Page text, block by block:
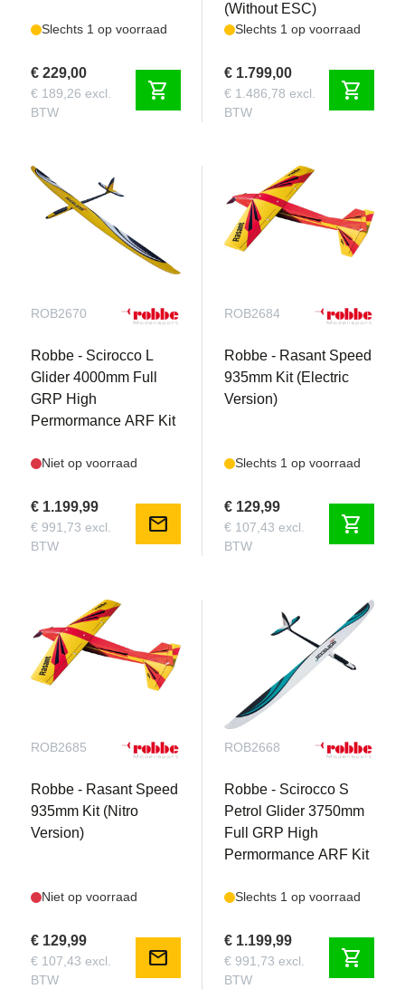
Slechts 1 op voorraad
€ 229,00
€ 189,26 excl.
BTW
shopping_cart
(Without ESC)
Slechts 1 op voorraad
€ 1.799,00
€ 1.486,78 excl.
BTW
shopping_cart
ROB2670
Robbe - Scirocco L
Glider 4000mm Full
GRP High
Permormance ARF Kit
Niet op voorraad
€ 1.199,99
€ 991,73 excl.
BTW
mail
ROB2684
Robbe - Rasant Speed
935mm Kit (Electric
Version)
Slechts 1 op voorraad
€ 129,99
€ 107,43 excl.
BTW
shopping_cart
ROB2685
Robbe - Rasant Speed
935mm Kit (Nitro
Version)
Niet op voorraad
€ 129,99
€ 107,43 excl.
BTW
mail
ROB2668
Robbe - Scirocco S
Petrol Glider 3750mm
Full GRP High
Permormance ARF Kit
Slechts 1 op voorraad
€ 1.199,99
€ 991,73 excl.
BTW
shopping_cart